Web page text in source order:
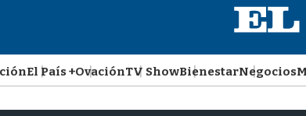
El País +OvaciónTV ShowBienestarNegocios